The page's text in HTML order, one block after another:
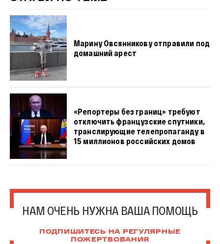
Марину Овсянникову отправили под
домашний арест
«Репортеры без границ» требуют
отключить французские спутники,
транслирующие телепропаганду в
15 миллионов российских домов
НАМ ОЧЕНЬ НУЖНА ВАША ПОМОЩЬ
ПОДПИШИТЕСЬ НА РЕГУЛЯРНЫЕ
ПОЖЕРТВОВАНИЯ